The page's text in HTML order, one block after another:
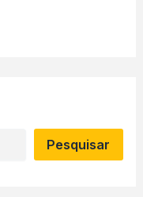
Pesquisar